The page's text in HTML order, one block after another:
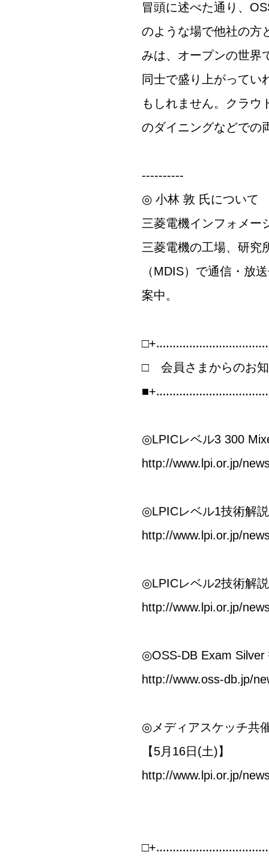
冒頭に述べた通り、
のような場で他社の方
みは、オープンの世界
同士で盛り上がってい
もしれません。クラウ
のダイニングなどでの
----------
◎ 小林 敦 氏について
三菱電機インフォメー
三菱電機の工場、研究
（MDIS）で通信・放
案中。
□ 会員さまからのお
◎LPICレベル3 300
http://www.lpi.or.jp/
◎LPICレベル1技術解
http://www.lpi.or.jp/
◎LPICレベル2技術解
http://www.lpi.or.jp/
◎OSS-DB Exam Silver
http://www.oss-db.jp/
◎メディアスケッチ共
【5月16日(土)】
http://www.lpi.or.jp/